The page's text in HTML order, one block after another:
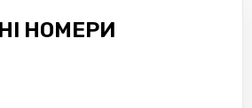
НОМЕРИ